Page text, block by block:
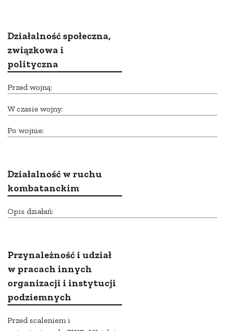
Działalność społeczna,
związkowa i
polityczna
Przed wojną:
W czasie wojny:
Po wojnie:
Działalność w ruchu
kombatanckim
Opis działań:
Przynależność i udział
w pracach innych
organizacji i instytucji
podziemnych
Przed scaleniem i